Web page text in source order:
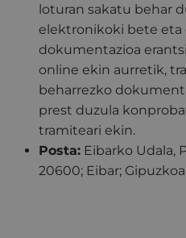
loturan sakatu behar
elektronikoki bete eta
dokumentazioa
online ekin aurretik,
beharrezko
prest duzula
tramiteari ekin.
Posta: Eibarko Udala,
20600; Eibar; Gipuzkoa.